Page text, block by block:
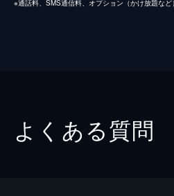
※通話料、SMS通信料、オプション（かけ放題など
よくある質問